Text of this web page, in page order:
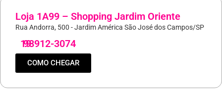
Loja 1A99 – Shopping Jardim Oriente
Rua Andorra, 500 - Jardim América São José dos Campos/SP
19
98912-3074
COMO CHEGAR